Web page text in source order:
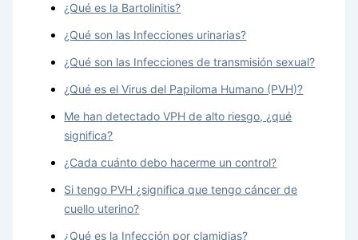
¿Qué es la Bartolinitis?
¿Qué son las Infecciones urinarias?
¿Qué son las Infecciones de transmisión sexual?
¿Qué es el Virus del Papiloma Humano (PVH)?
Me han detectado VPH de alto riesgo, ¿qué
significa?
¿Cada cuánto debo hacerme un control?
Si tengo PVH ¿significa que tengo cáncer de
cuello uterino?
¿Qué es la Infección por clamidias?